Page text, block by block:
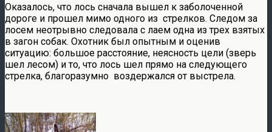
Оказалось, что лось сначала вышел к заболоченной
дороге и прошел мимо одного из стрелков. Следом за
лосем неотрывно следовала с лаем одна из трех взятых
в загон собак. Охотник был опытным и оценив
ситуацию: большое расстояние, неясность цели (зверь
шел лесом) и то, что лось шел прямо на следующего
стрелка, благоразумно воздержался от выстрела.